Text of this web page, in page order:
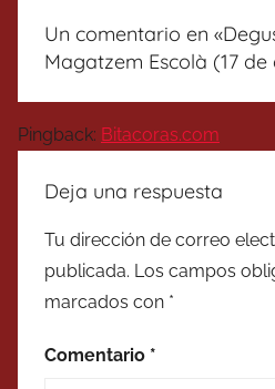
Un comentario en «
Magatzem Escolà (17
Pingback: Bitacoras.com
Deja una respuesta
Tu dirección de correo
publicada. Los campos
marcados con *
Comentario *